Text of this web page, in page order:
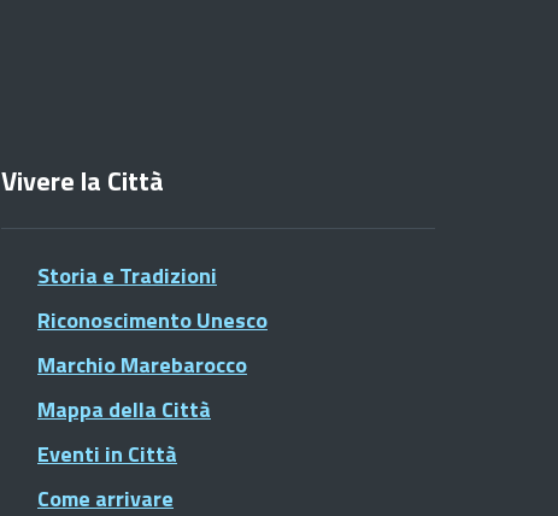
Vivere la Città
Storia e Tradizioni
Riconoscimento Unesco
Marchio Marebarocco
Mappa della Città
Eventi in Città
Come arrivare